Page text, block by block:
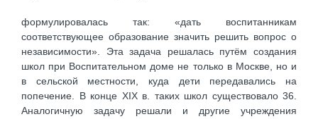
формулировалась так: «дать воспитанникам
соответствующее образование значить решить вопрос о
независимости». Эта задача решалась путём создания
школ при Воспитательном доме не только в Москве, но и
в сельской местности, куда дети передавались на
попечение. В конце XIX в. таких школ существовало 36.
Аналогичную задачу решали и другие учреждения